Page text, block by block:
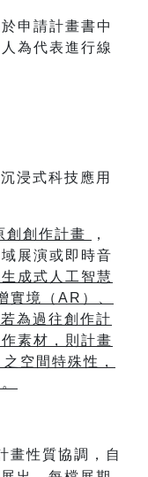
申請計畫書中
為代表進行線
浸式科技應用
創創作計畫
，
展演或即時音
成式人工智慧
實境（AR）、
若為過往創作計
素材，則計畫
空間特殊性，
畫性質協調，自